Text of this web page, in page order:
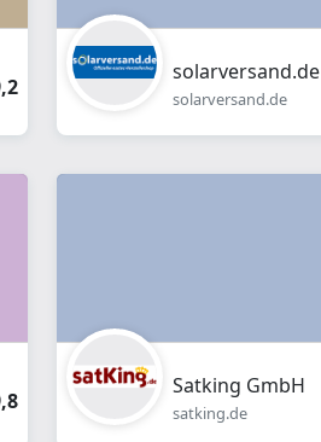
solarversand.de
solarversand.de
Satking GmbH
satking.de